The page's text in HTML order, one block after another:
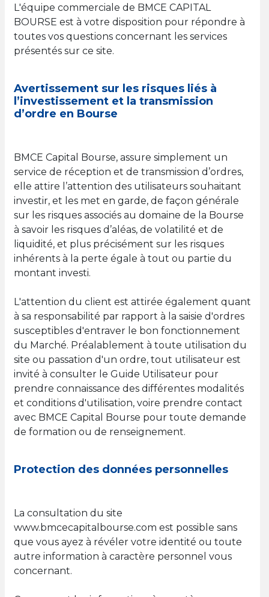
L'équipe commerciale de BMCE CAPITAL
BOURSE est à votre disposition pour répondre à
toutes vos questions concernant les services
présentés sur ce site.
Avertissement sur les risques liés à
l’investissement et la transmission
d’ordre en Bourse
BMCE Capital Bourse, assure simplement un
service de réception et de transmission d’ordres,
elle attire l’attention des utilisateurs souhaitant
investir, et les met en garde, de façon générale
sur les risques associés au domaine de la Bourse
à savoir les risques d’aléas, de volatilité et de
liquidité, et plus précisément sur les risques
inhérents à la perte égale à tout ou partie du
montant investi.
L'attention du client est attirée également quant
à sa responsabilité par rapport à la saisie d'ordres
susceptibles d'entraver le bon fonctionnement
du Marché. Préalablement à toute utilisation du
site ou passation d'un ordre, tout utilisateur est
invité à consulter le Guide Utilisateur pour
prendre connaissance des différentes modalités
et conditions d'utilisation, voire prendre contact
avec BMCE Capital Bourse pour toute demande
de formation ou de renseignement.
Protection des données personnelles
La consultation du site
www.bmcecapitalbourse.com est possible sans
que vous ayez à révéler votre identité ou toute
autre information à caractère personnel vous
concernant.